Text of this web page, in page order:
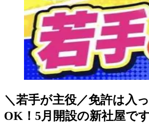
＼若手が主役／免許は入
OK！5月開設の新社屋で